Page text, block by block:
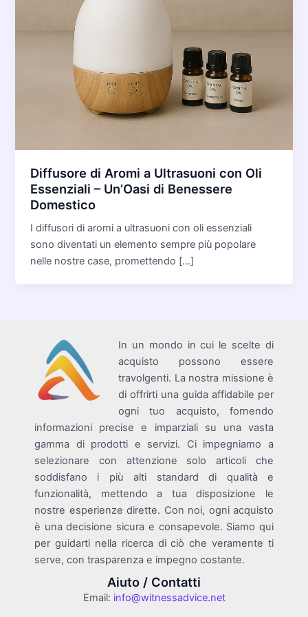
Diffusore di Aromi a Ultrasuoni con Oli
Essenziali – Un’Oasi di Benessere
Domestico
I diffusori di aromi a ultrasuoni con oli essenziali
sono diventati un elemento sempre più popolare
nelle nostre case, promettendo […]
In un mondo in cui le scelte di
acquisto possono essere
travolgenti. La nostra missione è
di offrirti una guida affidabile per
ogni tuo acquisto, fornendo
informazioni precise e imparziali su una vasta
gamma di prodotti e servizi. Ci impegniamo a
selezionare con attenzione solo articoli che
soddisfano i più alti standard di qualità e
funzionalità, mettendo a tua disposizione le
nostre esperienze dirette. Con noi, ogni acquisto
è una decisione sicura e consapevole. Siamo qui
per guidarti nella ricerca di ciò che veramente ti
serve, con trasparenza e impegno costante.
Aiuto / Contatti
Email: info@witnessadvice.net